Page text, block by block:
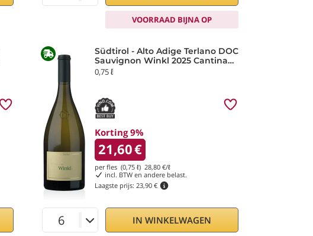
VOORRAAD BIJNA OP
Südtirol - Alto Adige Terlano DOC
Sauvignon Winkl 2025 Cantina
Terlano
0,75 ℓ
Korting 9%
21,60€
per fles (0,75 ℓ) 28,80 €/ℓ
incl. BTW en andere belast.
Laagste prijs: 23,90 €
IN WINKELWAGEN